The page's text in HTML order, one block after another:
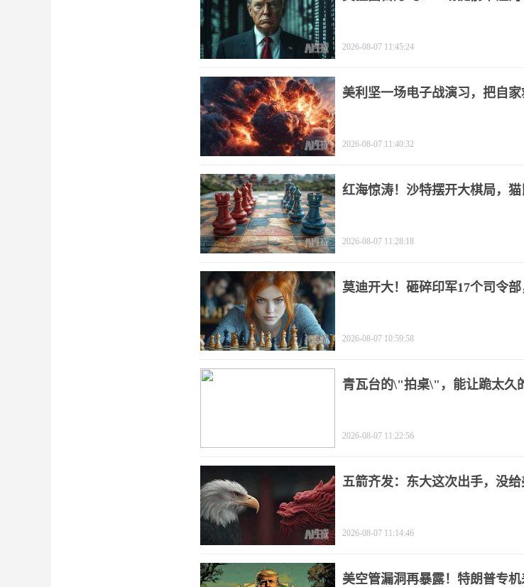
2026-08-07 11:45:24
美利坚一场电子战演习，把自家
2026-08-07 11:40:32
红海惊涛！沙特摆开大棋局，
2026-08-07 11:28:18
莫迪开大！砸碎印军17个司令
2026-08-07 10:59:58
青瓦台的\"拍桌\"，能让跪太久
2026-08-07 11:22:56
五箭齐发：东大这次出手，没
2026-08-07 11:14:46
美空管漏洞再暴露！特朗普专